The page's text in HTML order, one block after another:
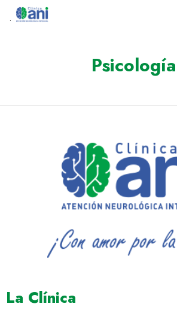
Psicología
La Clínica
.